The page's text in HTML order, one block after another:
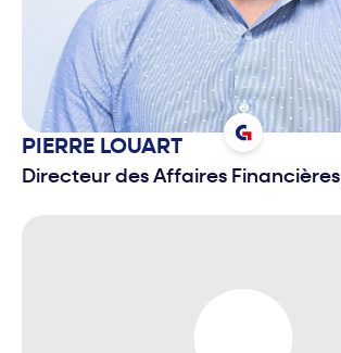
PIERRE LOUART
Directeur des Affaires Financières